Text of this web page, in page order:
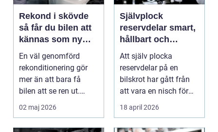
Rekond i skövde
så får du bilen att
kännas som ny
igen
En väl genomförd
rekonditionering gör
mer än att bara få
bilen att se ren ut.
Lacken skyddas,
02 maj 2026
Självplock
reservdelar smart,
hållbart och
plånboksvänligt
Att själv plocka
reservdelar på en
bilskrot har gått från
att vara en nisch för
inbitna bilentusiast...
18 april 2026